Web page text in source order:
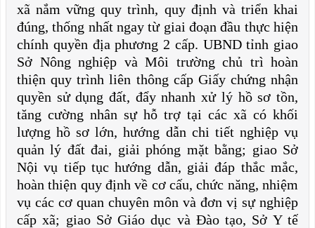
xã nắm vững quy trình, quy định và triển khai
đúng, thống nhất ngay từ giai đoạn đầu thực hiện
chính quyền địa phương 2 cấp. UBND tỉnh giao
Sở Nông nghiệp và Môi trường chủ trì hoàn
thiện quy trình liên thông cấp Giấy chứng nhận
quyền sử dụng đất, đẩy nhanh xử lý hồ sơ tồn,
tăng cường nhân sự hỗ trợ tại các xã có khối
lượng hồ sơ lớn, hướng dẫn chi tiết nghiệp vụ
quản lý đất đai, giải phóng mặt bằng; giao Sở
Nội vụ tiếp tục hướng dẫn, giải đáp thắc mắc,
hoàn thiện quy định về cơ cấu, chức năng, nhiệm
vụ các cơ quan chuyên môn và đơn vị sự nghiệp
cấp xã; giao Sở Giáo dục và Đào tạo, Sở Y tế